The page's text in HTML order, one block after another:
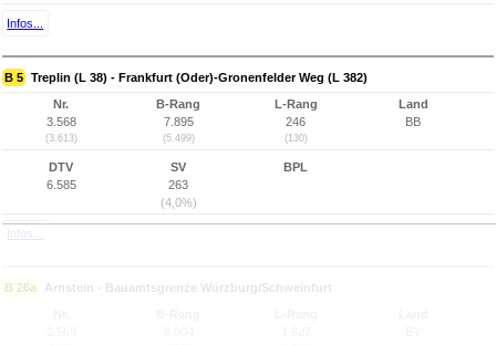
Infos...
B 5 Treplin (L 38) - Frankfurt (Oder)-Gronenfelder Weg (L 382)
Nr.
3.568
(3.613)
B-Rang
7.895
(5.499)
L-Rang
246
(130)
Land
BB
DTV
6.585
SV
263
(4,0%)
BPL
Infos...
B 26a Arnstein - Bauamtsgrenze Würzburg/Schweinfurt